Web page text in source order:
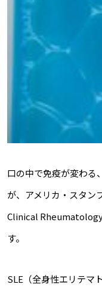
口の中で免疫が変わる
が、アメリカ・スタン
Clinical
す。
SLE（全身性エリテマ